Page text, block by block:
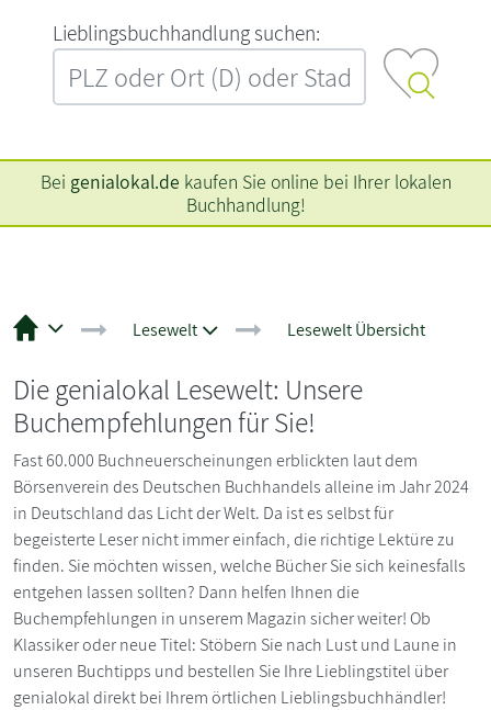
L‍i‍e‍b‍l‍i‍n‍g‍s‍b‍u‍c‍h‍h‍a‍n‍d‍l‍u‍n‍g‍ ‍s‍u‍c‍h‍e‍n‍:‍
Bei genialokal.de kaufen Sie online bei Ihrer lokalen
Buchhandlung!
Lesewelt Lesewelt Übersicht
Die genialokal Lesewelt: Unsere
Buchempfehlungen für Sie!
Fast 60.000 Buchneuerscheinungen erblickten laut dem
Börsenverein des Deutschen Buchhandels alleine im Jahr 2024
in Deutschland das Licht der Welt. Da ist es selbst für
begeisterte Leser nicht immer einfach, die richtige Lektüre zu
finden. Sie möchten wissen, welche Bücher Sie sich keinesfalls
entgehen lassen sollten? Dann helfen Ihnen die
Buchempfehlungen in unserem Magazin sicher weiter! Ob
Klassiker oder neue Titel: Stöbern Sie nach Lust und Laune in
unseren Buchtipps und bestellen Sie Ihre Lieblingstitel über
genialokal direkt bei Ihrem örtlichen Lieblingsbuchhändler!